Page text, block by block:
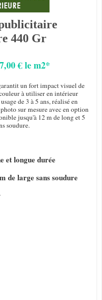
440 Gr
€ le m2*
un fort impact visuel de
à utiliser en intérieur
de 3 à 5 ans, réalisé en
sur mesure avec en option
jusqu'à 12 m de long et 5
soudure.
et longue durée
de large sans soudure